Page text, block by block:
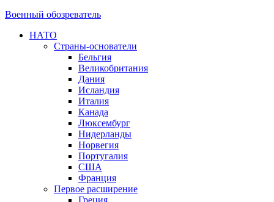
Военный обозреватель
НАТО
Страны-основатели
Бельгия
Великобритания
Дания
Исландия
Италия
Канада
Люксембург
Нидерланды
Норвегия
Португалия
США
Франция
Первое расширение